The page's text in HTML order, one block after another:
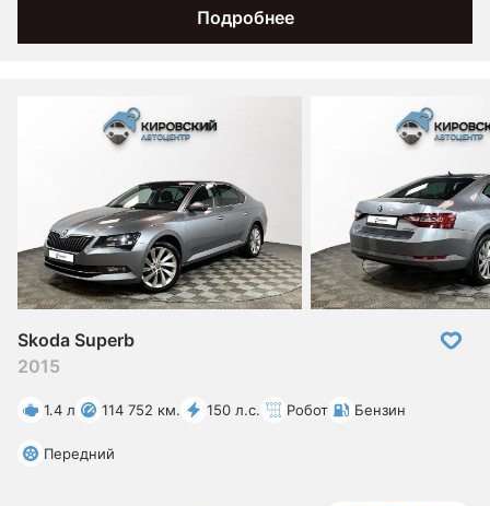
Подробнее
Skoda Superb
2015
1.4 л 114 752 км. 150 л.с. Робот Бензин
Передний